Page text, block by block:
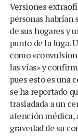
Versiones
personas habrían
de sus hogares y
punto de la fuga.
como
las vías» y
pues esto es una
se ha reportado
trasladada a un
atención médica,
gravedad de su